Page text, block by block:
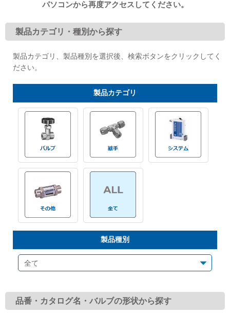
バルブと継手のきほん
説明会・講習会
ログイン
会社情報
Corporate Blog
採用情報
パソコンから再度アクセスしてください。
製品カテゴリ・種別から探す
製品カテゴリ、製品種別を選択後、検索ボタンをクリックしてく
ださい。
製品カテゴリ
製品種別
品番・カタログ名・バルブの形状から探す